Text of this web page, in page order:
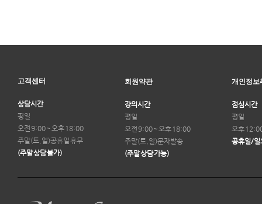
고객센터
상담시간
평일
오전 9:00 ~ 오후 18:00
주말(토,일)공휴일 휴무
(주말 상담 불가)
회원약관
강의시간
평일
오전 9:00 ~ 오후 18:00
주말(토,일)문자발송
(주말 상담 가능)
개인정보
점심시간
평일
오후
공휴일/일